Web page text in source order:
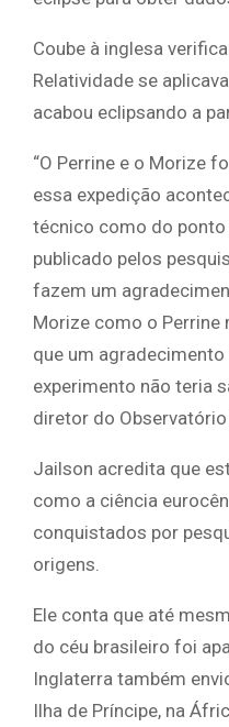
Coube à inglesa
Relatividade se
acabou eclipsando a
“O Perrine e o Morize
essa expedição
técnico como do
publicado pelos
fazem um
Morize como o
que um agradecimento
experimento não teria
diretor do Observatório
Jailson acredita que
como a ciência
conquistados por
origens.
Ele conta que até
do céu brasileiro foi
Inglaterra também
Ilha de Príncipe, na